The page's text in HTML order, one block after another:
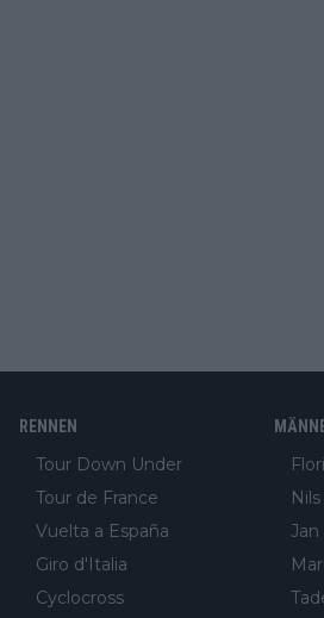
RENNEN
Tour Down Under
Tour de France
Vuelta a España
Giro d'Italia
Cyclocross
Jan